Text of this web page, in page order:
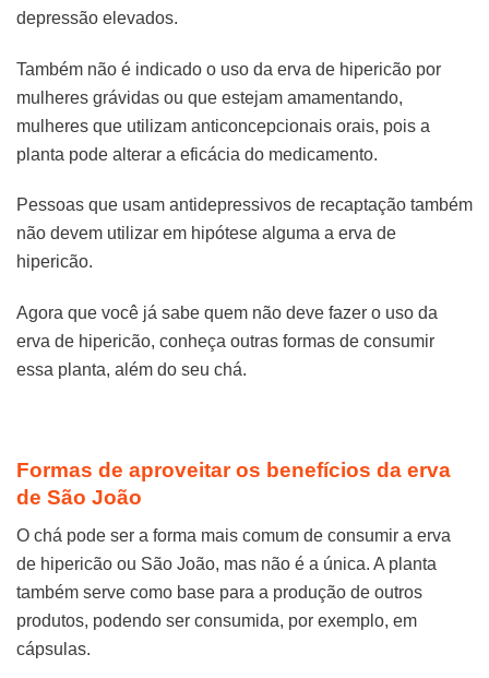
depressão elevados.
Também não é indicado o uso da erva de hipericão por
mulheres grávidas ou que estejam amamentando,
mulheres que utilizam anticoncepcionais orais, pois a
planta pode alterar a eficácia do medicamento.
Pessoas que usam antidepressivos de recaptação também
não devem utilizar em hipótese alguma a erva de
hipericão.
Agora que você já sabe quem não deve fazer o uso da
erva de hipericão, conheça outras formas de consumir
essa planta, além do seu chá.
Formas de aproveitar os benefícios da erva
de São João
O chá pode ser a forma mais comum de consumir a erva
de hipericão ou São João, mas não é a única. A planta
também serve como base para a produção de outros
produtos, podendo ser consumida, por exemplo, em
cápsulas.